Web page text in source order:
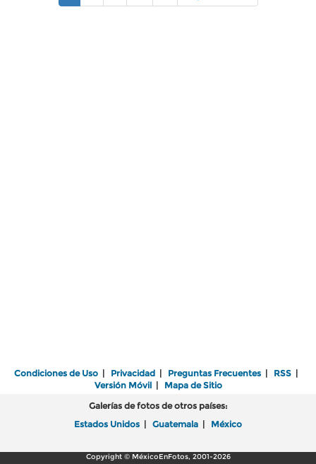
Condiciones de Uso | Privacidad | Preguntas Frecuentes | RSS |
Versión Móvil| Mapa de Sitio
Galerías de fotos de otros países:
Estados Unidos | Guatemala | México
Copyright © MéxicoEnFotos, 2001-2026